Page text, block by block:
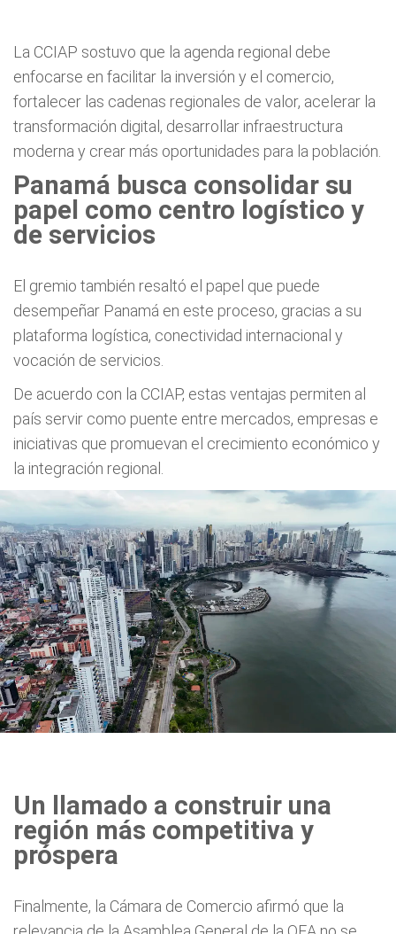
La CCIAP sostuvo que la agenda regional debe
enfocarse en facilitar la inversión y el comercio,
fortalecer las cadenas regionales de valor, acelerar la
transformación digital, desarrollar infraestructura
moderna y crear más oportunidades para la población.
Panamá busca consolidar su
papel como centro logístico y
de servicios
El gremio también resaltó el papel que puede
desempeñar Panamá en este proceso, gracias a su
plataforma logística, conectividad internacional y
vocación de servicios.
De acuerdo con la CCIAP, estas ventajas permiten al
país servir como puente entre mercados, empresas e
iniciativas que promuevan el crecimiento económico y
la integración regional.
Un llamado a construir una
región más competitiva y
próspera
Finalmente, la Cámara de Comercio afirmó que la